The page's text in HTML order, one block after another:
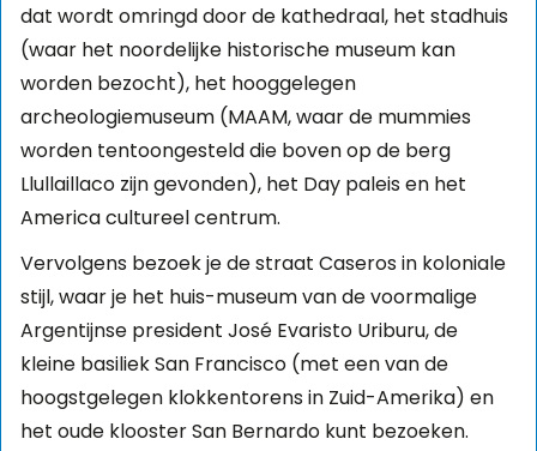
dat wordt omringd door de kathedraal, het stadhuis
(waar het noordelijke historische museum kan
worden bezocht), het hooggelegen
archeologiemuseum (MAAM, waar de mummies
worden tentoongesteld die boven op de berg
Llullaillaco zijn gevonden), het Day paleis en het
America cultureel centrum.
Vervolgens bezoek je de straat Caseros in koloniale
stijl, waar je het huis-museum van de voormalige
Argentijnse president José Evaristo Uriburu, de
kleine basiliek San Francisco (met een van de
hoogstgelegen klokkentorens in Zuid-Amerika) en
het oude klooster San Bernardo kunt bezoeken.